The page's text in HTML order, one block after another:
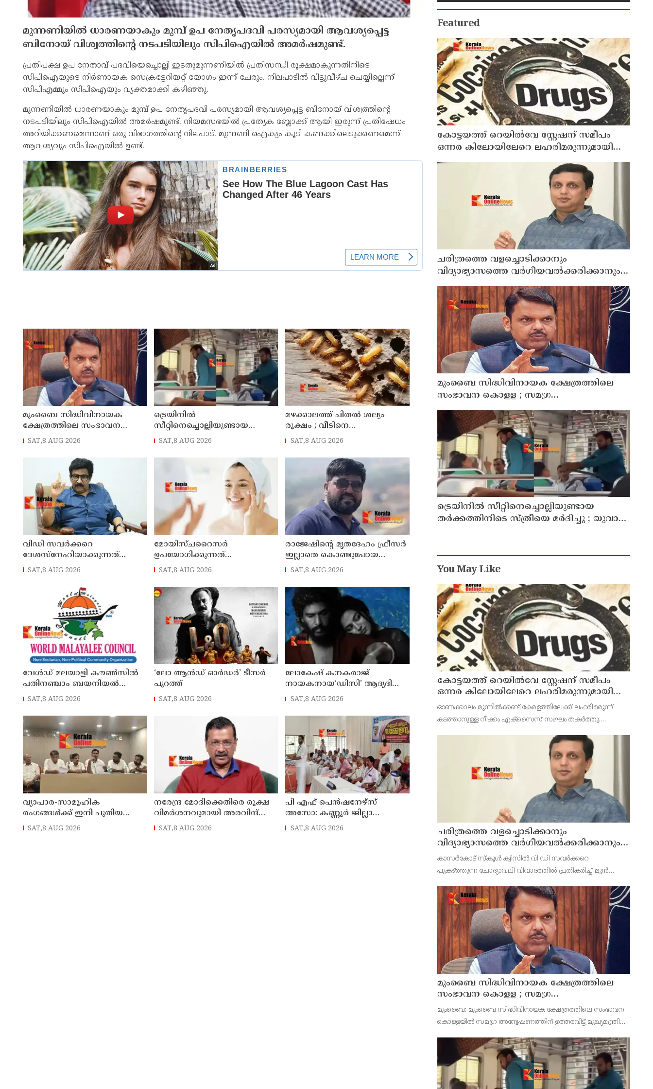
മുന്നണിയില്‍ ധാരണയാകും മുമ്പ് ഉപ നേതൃപദവി പരസ്യമായി ആവശ്യപ്പെട്ട
ബിനോയ് വിശ്വത്തിന്റെ നടപടിയിലും സിപിഐയില്‍ അമര്‍ഷമുണ്ട്.
പ്രതിപക്ഷ ഉപ നേതാവ് പദവിയെച്ചൊല്ലി ഇടതുമുന്നണിയില്‍ പ്രതിസന്ധി രൂക്ഷമാകുന്നതിനിടെ
സിപിഐയുടെ നിര്‍ണായക സെക്രട്ടേറിയറ്റ് യോഗം ഇന്ന് ചേരും. നിലപാടില്‍ വിട്ടുവീഴ്ച ചെയ്യില്ലെന്ന്
സിപിഎമ്മും സിപിഐയും വ്യക്തമാക്കി കഴിഞ്ഞു.
മുന്നണിയില്‍ ധാരണയാകും മുമ്പ് ഉപ നേതൃപദവി പരസ്യമായി ആവശ്യപ്പെട്ട ബിനോയ് വിശ്വത്തിന്റെ
നടപടിയിലും സിപിഐയില്‍ അമര്‍ഷമുണ്ട്. നിയമസഭയില്‍ പ്രത്യേക ബ്ലോക്ക് ആയി ഇരുന്ന് പ്രതിഷേധം
അറിയിക്കണമെന്നാണ് ഒരു വിഭാഗത്തിന്റെ നിലപാട്. മുന്നണി ഐക്യം കൂടി കണക്കിലെടുക്കണമെന്ന്
ആവശ്യവും സിപിഐയില്‍ ഉണ്ട്.
മുംബൈ സിദ്ധിവിനായക
ക്ഷേത്രത്തിലെ സംഭാവന
കൊളള ; സമഗ്ര
മുഖ്യമന്ത്രി ദേവേന്ദ്ര
ഫഡ്‌നാവിസ്
SAT,8 AUG 2026
ട്രെയിനിൽ
സീറ്റിനെച്ചൊല്ലിയുണ്ടായ
തർക്കത്തിനിടെ സ്ത്രീയെ
SAT,8 AUG 2026
മഴക്കാലത്ത് ചിതൽ ശല്യം
രൂക്ഷം ; വീടിനെ
സംരക്ഷിക്കാൻ ഇക്കാര്യങ്ങൾ
SAT,8 AUG 2026
വിഡി സവര്‍ക്കറെ
ദേശസ്‌നേഹിയാക്കുന്നത്
ആര്‍എസ്എസ് - ബിജെപി
അജണ്ടയെന്ന് മുതിര്‍ന്ന മുസ്ലീം
ലീഗ് നേതാവ് എംകെ മുനീര്‍
SAT,8 AUG 2026
മോയിസ്ചറൈസർ
ഉപയോഗിക്കുന്നത്
നല്ലതാണോ? ദിവസവും
ഉപയോഗിക്കുന്നവർ
ഇക്കാര്യങ്ങൾ അറിയണം
SAT,8 AUG 2026
രാജേഷിന്റെ മൃതദേഹം ഫ്രീസർ
ഇല്ലാതെ കൊണ്ടുപോയ
സംഭവം: പയ്യന്നൂർ
തഹസിൽദാറിനെ സസ്പെൻഡ്
ചെയ്യാൻ നിർദ്ദേശം
SAT,8 AUG 2026
വേൾഡ് മലയാളി കൗൺസിൽ
പതിനഞ്ചാം ബയനിയൽ
ഗ്ലോബൽ കോൺഫറൻസ്
SAT,8 AUG 2026
‘ലോ ആൻഡ് ഓർഡർ’ ടീസർ
പുറത്ത്
SAT,8 AUG 2026
ലോകേഷ് കനകരാജ്
നായകനായ‘ഡിസി’ ആദ്യദിനം
നേടിയത് കോടികൾ
SAT,8 AUG 2026
വ്യാപാര-സാമൂഹിക
രംഗങ്ങൾക്ക് ഇനി പുതിയ
വേദി;തളിപ്പറമ്പ് ചേംബർ ഓഫ്
കൊമേഴ്‌സിന്റെ ഓഫീസും
SAT,8 AUG 2026
നരേന്ദ്ര മോദിക്കെതിരെ രൂക്ഷ
വിമർശനവുമായി അരവിന്ദ്
കെജ്‌രിവാൾ
SAT,8 AUG 2026
പി എഫ് പെൻഷനേഴ്സ്
അസോ: കണ്ണൂർ ജില്ലാ
സമ്മേളനം തുടങ്ങി
SAT,8 AUG 2026
പ്രശംസനീയവുമാണ് ; ആഭ്യന്തര
മന്ത്രി രമേശ് ചെന്നിത്തല
Featured
കോട്ടയത്ത് റെയിൽവേ സ്റ്റേഷന് സമീപം
ഒന്നര കിലോയിലേറെ ലഹരിമരുന്നുമായി
രാജസ്ഥാൻ സ്വദേശി പിടിയിൽ
ചരിത്രത്തെ വളച്ചൊടിക്കാനും
വിദ്യാഭ്യാസത്തെ വർഗീയവൽക്കരിക്കാനും
മതനിരപേക്ഷ കേരളം അനുവദിക്കില്ല :
സ്‌കൂൾ ക്വിസിൽ വി ഡി സവർക്കറെ
പുകഴ്ത്തുന്ന ചോദ്യാവലി വിവാദത്തിൽ
മുഹമ്മദ് റിയാസ്
മുംബൈ സിദ്ധിവിനായക ക്ഷേത്രത്തിലെ
സംഭാവന കൊളള ; സമഗ്ര
അന്വേഷണത്തിന് ഉത്തരവിട്ട് മുഖ്യമന്ത്രി
ദേവേന്ദ്ര ഫഡ്‌നാവിസ്
ട്രെയിനിൽ സീറ്റിനെച്ചൊല്ലിയുണ്ടായ
തർക്കത്തിനിടെ സ്ത്രീയെ മർദിച്ചു ; യുവാവ്
You May Like
കോട്ടയത്ത് റെയിൽവേ സ്റ്റേഷന് സമീപം
ഒന്നര കിലോയിലേറെ ലഹരിമരുന്നുമായി
രാജസ്ഥാൻ സ്വദേശി പിടിയിൽ
ഓണക്കാലം മുന്നിൽക്കണ്ട് കേരളത്തിലേക്ക് ലഹരിമരുന്ന്
കടത്താനുള്ള നീക്കം എക്സൈസ് സംഘം തകർത്തു.
ഭാഗത്തുനിന്നും ഒന്നര കിലോയിലേറെ കഞ്ചാവുമായി
ചരിത്രത്തെ വളച്ചൊടിക്കാനും
വിദ്യാഭ്യാസത്തെ വർഗീയവൽക്കരിക്കാനും
മതനിരപേക്ഷ കേരളം അനുവദിക്കില്ല :
സ്‌കൂൾ ക്വിസിൽ വി ഡി സവർക്കറെ
പുകഴ്ത്തുന്ന ചോദ്യാവലി വിവാദത്തിൽ
മുഹമ്മദ് റിയാസ്
കാസർകോട് സ്‌കൂൾ ക്വിസിൽ വി ഡി സവർക്കറെ
പുകഴ്ത്തുന്ന ചോദ്യാവലി വിവാദത്തിൽ പ്രതികരിച്ച് മുൻ
ചരിത്രത്തെ
മുംബൈ സിദ്ധിവിനായക ക്ഷേത്രത്തിലെ
സംഭാവന കൊളള ; സമഗ്ര
അന്വേഷണത്തിന് ഉത്തരവിട്ട് മുഖ്യമന്ത്രി
ദേവേന്ദ്ര ഫഡ്‌നാവിസ്
മുംബൈ: മുംബൈ സിദ്ധിവിനായക ക്ഷേത്രത്തിലെ സംഭാവന
കൊളളയിൽ സമഗ്ര അന്വേഷണത്തിന് ഉത്തരവിട്ട് മുഖ്യമന്ത്രി
പരിശോധിക്കാൻ നിർദേശം നൽകി. ക്ഷേത്രത്തിൽനിന്ന് പ്രത